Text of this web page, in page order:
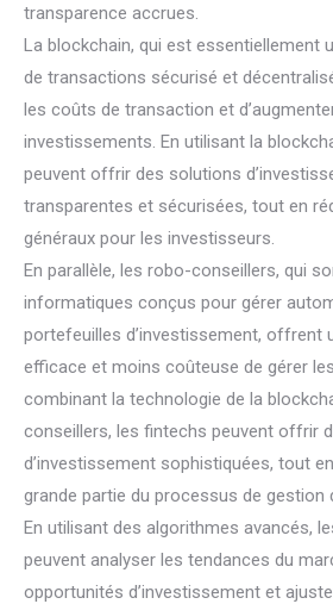
transparence accrues.
La blockchain, qui est essentiellement
de transactions sécurisé et
les coûts de transaction et
investissements. En utilisant la
peuvent offrir des solutions
transparentes et sécurisées, tout en
généraux pour les investisseurs.
En parallèle, les robo-conseillers, qui
informatiques conçus pour gérer
portefeuilles d’investissement, offrent
efficace et moins coûteuse de gérer
combinant la technologie de la
conseillers, les fintechs peuvent offrir
d’investissement sophistiquées, tout
grande partie du processus de gestion
En utilisant des algorithmes avancés,
peuvent analyser les tendances du
opportunités d’investissement et